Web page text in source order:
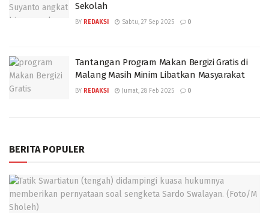
Sekolah
BY REDAKSI Sabtu, 27 Sep 2025 0
Tantangan Program Makan Bergizi Gratis di
Malang Masih Minim Libatkan Masyarakat
BY REDAKSI Jumat, 28 Feb 2025 0
BERITA POPULER